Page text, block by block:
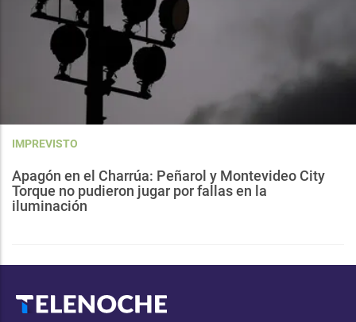
IMPREVISTO
Apagón en el Charrúa: Peñarol y Montevideo City
Torque no pudieron jugar por fallas en la
iluminación